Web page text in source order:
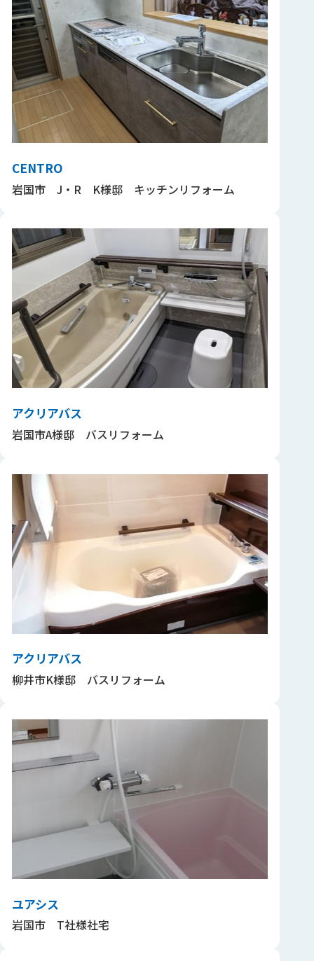
CENTRO
岩国市 J・R K様邸 キッチンリフォーム
アクリアバス
岩国市A様邸 バスリフォーム
アクリアバス
柳井市K様邸 バスリフォーム
ユアシス
岩国市 T社様社宅